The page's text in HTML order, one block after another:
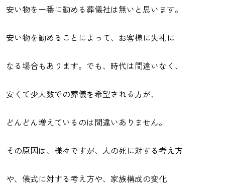
安い物を一番に勧める葬儀社は無いと思います。
安い物を勧めることによって、お客様に失礼に
なる場合もあります。でも、時代は間違いなく、
安くて少人数での葬儀を希望される方が、
どんどん増えているのは間違いありません。
その原因は、様々ですが、人の死に対する考え方
や、儀式に対する考え方や、家族構成の変化